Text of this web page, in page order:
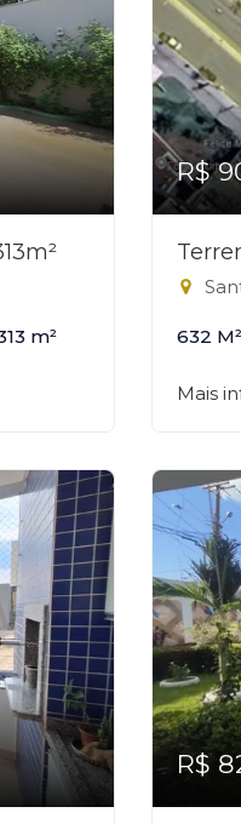
m²
R$
632 M²
Mais
R$